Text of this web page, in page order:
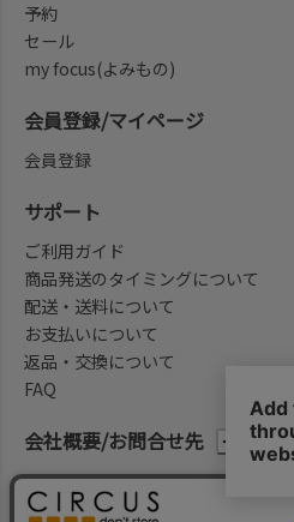
会社概要/お問合せ先
予約
セール
my focus(よみもの)
会員登録/マイページ
会員登録
サポート
ご利用ガイド
商品発送のタイミングについて
配送・送料について
お支払いについて
返品・交換について
FAQ